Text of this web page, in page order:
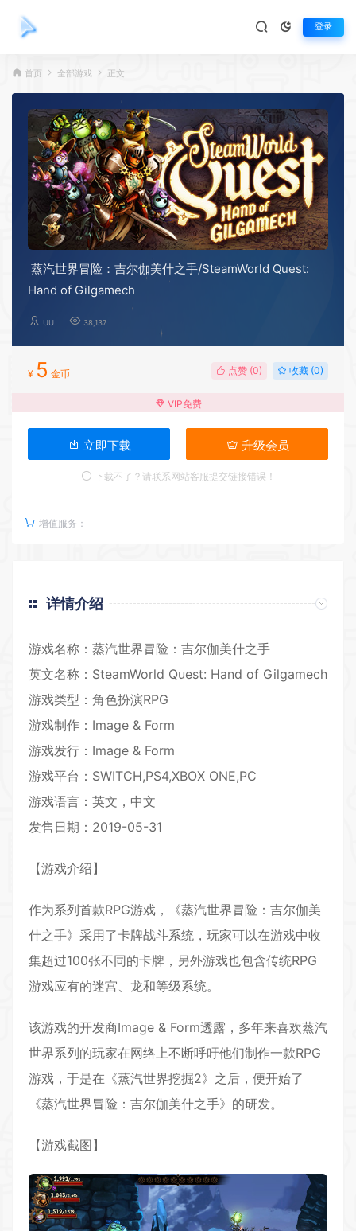
登录
首页 全部游戏 正文
蒸汽世界冒险：吉尔伽美什之手/SteamWorld Quest:
Hand of Gilgamech
UU 38,137
¥ 5 金币 点赞 (0) 收藏 (0)
VIP免费
立即下载 升级会员
下载不了？请联系网站客服提交链接错误！
增值服务：
详情介绍
游戏名称：蒸汽世界冒险 ：吉尔伽美什之手
英文名称：SteamWorld Quest: Hand of Gilgamech
游戏类型： 角色扮演RPG
游戏制作：Image & Form
游戏发行：Image & Form
游戏平台：SWITCH,PS4,XBOX ONE,PC
游戏语言：英文，中文
发售日期：2019-05-31
【游戏介绍】
作为系列首款RPG游戏 ，《蒸汽世界冒险：吉尔伽美
什之手》采用了卡牌战斗系统，玩家可以在游戏中收
集超过100张不同的卡牌 ，另外游戏也包含传统RPG
游戏应有的迷宫、龙和等级系统。
该游戏的开发商Image & Form透露，多年来喜欢蒸汽
世界系列的玩家在网络上不断呼吁他们制作一款RPG
游戏，于是在《蒸汽世界挖掘2》之后，便开始了
《蒸汽世界冒险：吉尔伽美什之手》的研发。
【游戏截图】